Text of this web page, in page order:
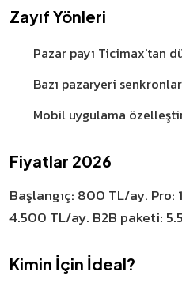
Zayıf Yönleri
Pazar payı Ticimax'tan
Bazı pazaryeri
Mobil uygulama
Fiyatlar 2026
Başlangıç: 800 TL/ay. Pro:
4.500 TL/ay. B2B paketi:
Kimin İçin İdeal?